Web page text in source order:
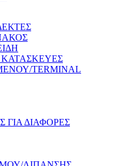
TERMINAL
ΓΙΑ ΔΙΑΦΟΡΕΣ